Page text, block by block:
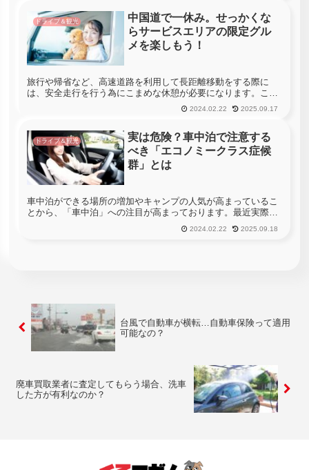
ドライブ＆観光
中国道で一休み。せっかくな
らサービスエリアの限定グル
メを楽しもう！
旅行や帰省など、高速道路を利用して長距離移動をする際に
は、安全走行を行う為にこまめな休憩が必要になります。この
ような場合、数時間おきに高速道路に備え付けられているサー
ビスエリアやパーキングエリアに寄って一休みをすると言う人
2024.02.22 2025.09.17
ドライブ＆観光
実は危険？車中泊で注意する
べき「エコノミークラス症候
群」とは
車中泊ができる場所の増加やキャンプの人気が高まっているこ
とから、「車中泊」への注目が高まっております。最近実際に
車中泊をしたことがない方でも、なんとなく車中泊という行為
に憧れを抱いたことはお有りなのではないでしょうか。しか
2024.02.22 2025.09.18
台風で自動車が横転…自動車保険って適用
可能なの？
廃車買取業者に査定してもらう場合、洗車
した方が有利なのか？